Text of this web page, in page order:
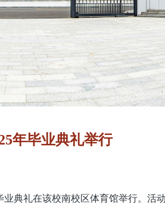
年毕业典礼举行
典礼在该校南校区体育馆举行。